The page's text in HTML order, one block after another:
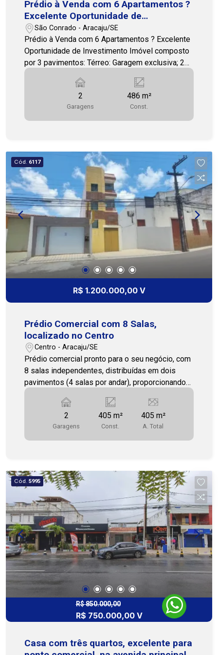
Prédio à Venda com 6 Apartamentos ?
Excelente Oportunidade de
Investimento
São Conrado - Aracaju/SE
Prédio à Venda com 6 Apartamentos ? Excelente
Oportunidade de Investimento Imóvel composto
por 3 pavimentos: Térreo: Garagem exclusiva; 2
serviço e banheiro cada. Primeiro e Segundo
Pavimentos: Cada pavimento contém 2
apartamentos; Todos os apartamentos possuem
2 quartos, sala, cozinha, área de serviço e
Localização estratégica e ótima infraestrutura.
Entre em contato para mais informações e
agende uma visita!
2
Garagens
486 m²
Const.
Cód. 6117
R$ 1.200.000,00 V
Prédio Comercial com 8 Salas,
localizado no Centro
Centro - Aracaju/SE
Prédio comercial pronto para o seu negócio, com
8 salas independentes, distribuídas em dois
pavimentos (4 salas por andar), proporcionando
versatilidade e espaço suficiente para diferentes
tipos de empresas. Estado: Totalmente
reformado, com acabamentos modernos e
prontos para uso imediato. Ambientes: Salas
amplas, iluminadas e arejadas, criando um
internet e telefonia, além de banheiros. Situado
em uma área de alta visibilidade e fluxo intenso,
o imóvel oferece fácil acesso a transporte
público, comércios e serviços essenciais,
atraindo clientes e colaboradores. Ideal para
escritórios, consultórios, agências, ou qualquer
outro empreendimento que busque um espaço
estratégico e bem localizado. Não deixe essa
oportunidade passar! Entre em contato conosco
para mais informações e agende sua visita.
Transforme este espaço no novo endereço do
(79) 3231.3231
2
Garagens
405 m²
Const.
405 m²
A. Total
Cód. 5995
R$ 850.000,00
R$ 750.000,00 V
Casa com três quartos, excelente para